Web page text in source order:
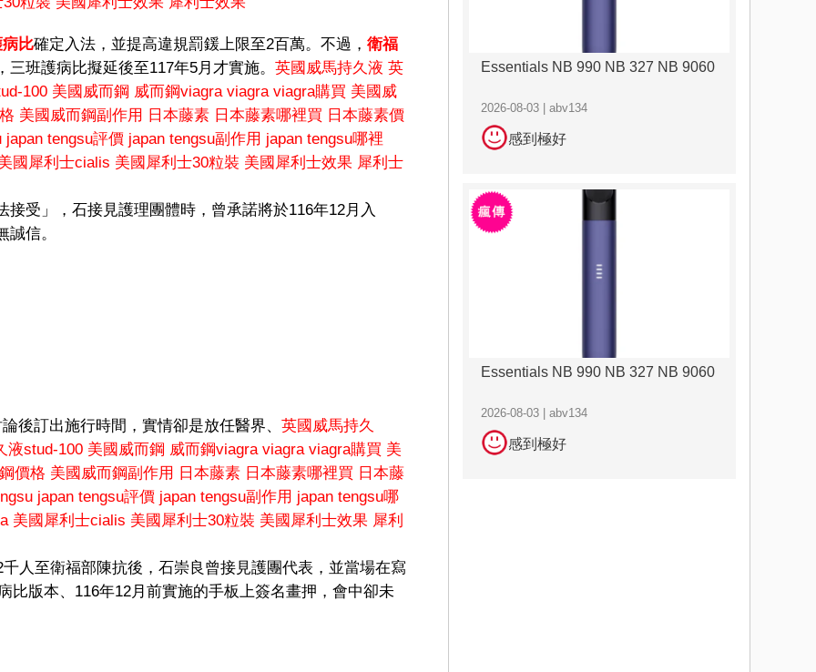
比確定入法，並提高違規罰鍰上限至2百萬。不過， 衛福
三班護病比擬延後至117年5月才實施。 英國威馬持久液 英
100 美國威而鋼 威而鋼viagra viagra viagra購買 美國威
美國威而鋼副作用 日本藤素 日本藤素哪裡買 日本藤素價
japan tengsu評價 japan tengsu副作用 japan tengsu哪裡
國犀利士cialis 美國犀利士30粒裝 美國犀利士效果 犀利士
受」，石接見護理團體時，曾承諾將於116年12月入
信。
後訂出施行時間，實情卻是放任醫界、 英國威馬持久
液stud-100 美國威而鋼 威而鋼viagra viagra viagra購買 美
價格 美國威而鋼副作用 日本藤素 日本藤素哪裡買 日本藤
japan tengsu評價 japan tengsu副作用 japan tengsu哪
美國犀利士cialis 美國犀利士30粒裝 美國犀利士效果 犀利
人至衛福部陳抗後，石崇良曾接見護團代表，並當場在寫
比版本、116年12月前實施的手板上簽名畫押，會中卻未
Essentials NB 990 NB 327 NB 9060
2026-08-03 | abv134
感到極好
Essentials NB 990 NB 327 NB 9060
2026-08-03 | abv134
感到極好